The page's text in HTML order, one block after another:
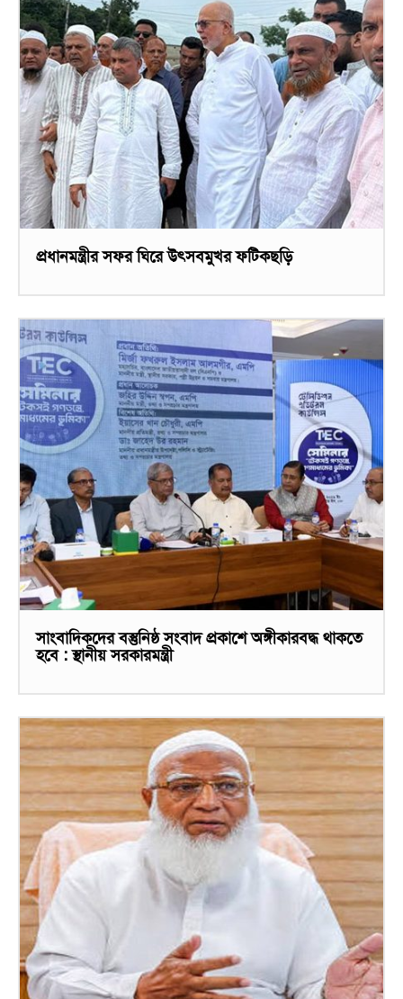
প্রধানমন্ত্রীর সফর ঘিরে উৎসবমুখর ফটিকছড়ি
সাংবাদিকদের বস্তুনিষ্ঠ সংবাদ প্রকাশে অঙ্গীকারবদ্ধ থাকতে
হবে : স্থানীয় সরকারমন্ত্রী